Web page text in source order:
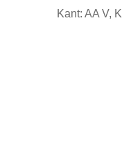
Kant: AA V,